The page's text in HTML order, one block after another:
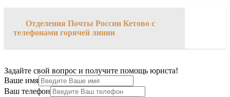
Отделения Почты России Кетово с
телефонами горячей линии
Задайте свой вопрос и получите помощь юриста!
Ваше имя
Ваш телефон